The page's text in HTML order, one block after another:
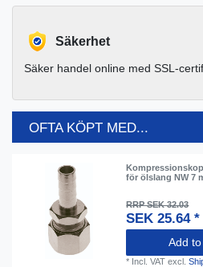
Säkerhet
Säker handel online med SSL-
OFTA KÖPT MED...
för ölslang NW 7
RRP SEK 32.03
SEK 25.64 *
Add
* Incl. VAT excl.